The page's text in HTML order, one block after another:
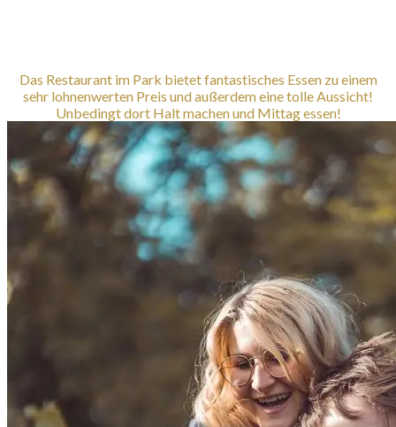
Das Restaurant im Park bietet fantastisches Essen zu einem
sehr lohnenwerten Preis und außerdem eine tolle Aussicht!
Unbedingt dort Halt machen und Mittag essen!